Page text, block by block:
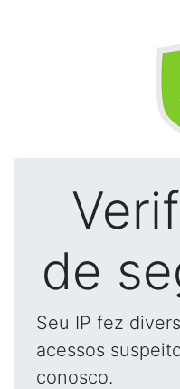
de
Seu IP fez
acessos
conosco.